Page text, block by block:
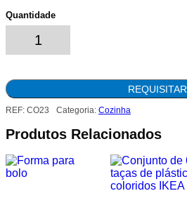
Quantidade
REQUISITAR
REF: CO23 Categoria: Cozinha
Produtos Relacionados